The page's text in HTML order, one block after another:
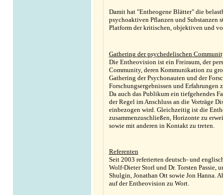
Damit hat "Entheogene Blätter" die
psychoaktiven Pflanzen und Substanzen
Platform der kritischen, objektiven und
Gathering der psychedelischen
Die Entheovision ist ein Freiraum, der
Community, deren Kommunikation zu
Gathering der Psychonauten und der
Forschungsergebnissen und
Da auch das Publikum ein tiefgehendes
der Regel im Anschluss an die Vorträge
einbezogen wird. Gleichzeitig ist die
zusammenzuschließen, Horizonte zu
sowie mit anderen in Kontakt zu treten.
Referenten
Seit 2003 referierten deutsch- und
Wolf-Dieter Storl und Dr. Torsten Passie,
Shulgin, Jonathan Ott sowie Jon Hanna.
auf der Entheovision zu Wort.